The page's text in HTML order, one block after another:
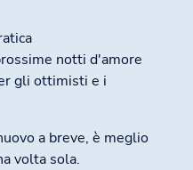
notti d'amore
gli ottimisti e i
a breve, è meglio
volta sola.